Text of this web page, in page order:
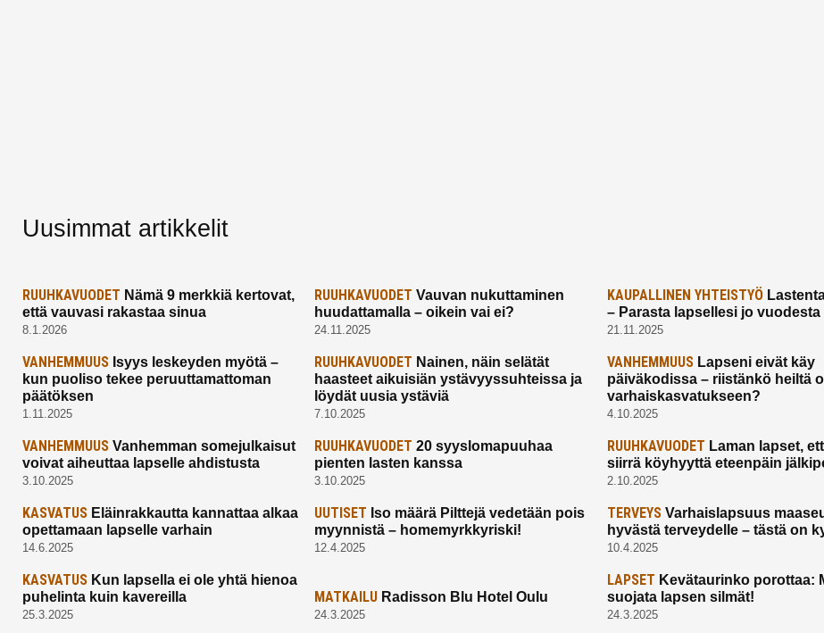
Uusimmat artikkelit
RUUHKAVUODET Nämä 9 merkkiä kertovat,
että vauvasi rakastaa sinua
8.1.2026
RUUHKAVUODET Vauvan nukuttaminen
huudattamalla – oikein vai ei?
24.11.2025
KAUPALLINEN YHTEISTYÖ
– Parasta lapsellesi jo vuodesta
21.11.2025
VANHEMMUUS Isyys leskeyden myötä –
kun puoliso tekee peruuttamattoman
päätöksen
1.11.2025
RUUHKAVUODET Nainen, näin selätät
haasteet aikuisiän ystävyyssuhteissa ja
löydät uusia ystäviä
7.10.2025
VANHEMMUUSLapseni eivät käy
päiväkodissa – riistänkö heiltä
varhaiskasvatukseen?
4.10.2025
VANHEMMUUS Vanhemman somejulkaisut
voivat aiheuttaa lapselle ahdistusta
3.10.2025
RUUHKAVUODET 20 syyslomapuuhaa
pienten lasten kanssa
3.10.2025
RUUHKAVUODET Laman lapset,
siirrä köyhyyttä eteenpäin
2.10.2025
KASVATUS Eläinrakkautta kannattaa alkaa
opettamaan lapselle varhain
14.6.2025
UUTISET Iso määrä Pilttejä vedetään pois
myynnistä – homemyrkkyriski!
12.4.2025
TERVEYSVarhaislapsuus
hyvästä terveydelle – tästä on
10.4.2025
KASVATUS Kun lapsella ei ole yhtä hienoa
puhelinta kuin kavereilla
25.3.2025
MATKAILU Radisson Blu Hotel Oulu
24.3.2025
LAPSET Kevätaurinko porottaa:
suojata lapsen silmät!
24.3.2025